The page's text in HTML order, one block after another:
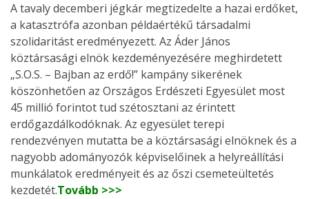
A tavaly decemberi jégkár megtizedelte a hazai erdőket,
a katasztrófa azonban példaértékű társadalmi
szolidaritást eredményezett. Az Áder János
köztársasági elnök kezdeményezésére meghirdetett
„S.O.S. – Bajban az erdő!” kampány sikerének
köszönhetően az Országos Erdészeti Egyesület most
45 millió forintot tud szétosztani az érintett
erdőgazdálkodóknak. Az egyesület terepi
rendezvényen mutatta be a köztársasági elnöknek és a
nagyobb adományozók képviselőinek a helyreállítási
munkálatok eredményeit és az őszi csemeteültetés
kezdetét.Tovább >>>